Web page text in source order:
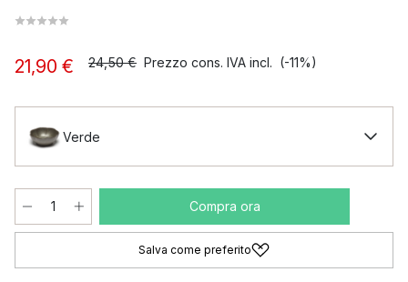
21,90 € 24,50 € Prezzo cons. IVA incl. (-11%)
Verde
Compra ora
Salva come preferito